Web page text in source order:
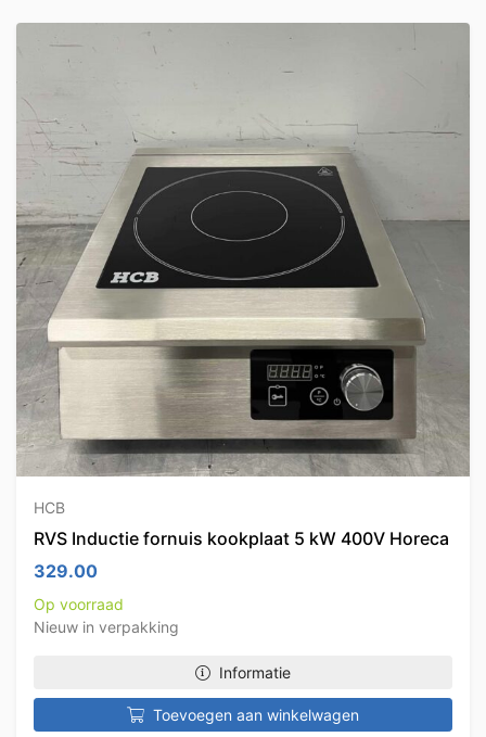
HCB
RVS Inductie fornuis kookplaat 5 kW 400V Horeca
329.00
Op voorraad
Nieuw in verpakking
Informatie
Toevoegen aan winkelwagen